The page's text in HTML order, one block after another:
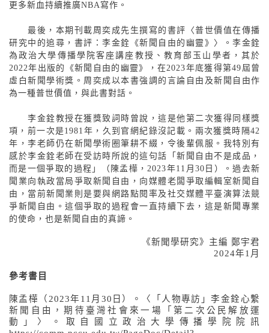
更多新血持續推廣NBA寫作。
最後，本期刊載周奕成先生撰寫的書評〈普世價值在傳播
研究中的追尋，書評：李金銓《新聞自由的幽靈》〉。李金銓
為政治大學傳播學院客座講座教授、教育部玉山學者，其於
2022年出版的《新聞自由的幽靈》，在2023年底獲得第49 屆曾
虛白新聞學術獎。周奕成以本書強調的言論自由及新聞自由作
為一種普世價值，與此書對話。
李金銓教授在獲獎致詞時曾說，這是他第二次獲得同樣獎
項，前一次是1981 年，久到官網紀錄沒記載。兩次獲獎時隔42
年，李老師仍在新聞學術圈筆耕不綴，令後輩佩服。我特別有
感於李金銓老師在受訪時所說的這句話「新聞自由不是成品，
而是一個爭取的過程」（陳孟樺，2023年11 月 30 日）。過去新
聞業向執政當局爭取新聞自由，向媒體老闆爭取編輯室新聞自
由，當前新聞業則是要與網路點閱率及社交媒體平臺演算法競
爭新聞自由。這個爭取的過程會一直持續下去，這是新聞專業
的使命，也是新聞自由的真諦。
《新聞學研究》主編 鄭宇君
2024年1 月
參考書目
陳孟樺（ 2023年 11 月 30 日）。〈「人物專訪」李金銓心繫
新聞自由，期待臺灣社會來一場「第二次公民解放運
動」〉。取自國立政治大學傳播學院院訊